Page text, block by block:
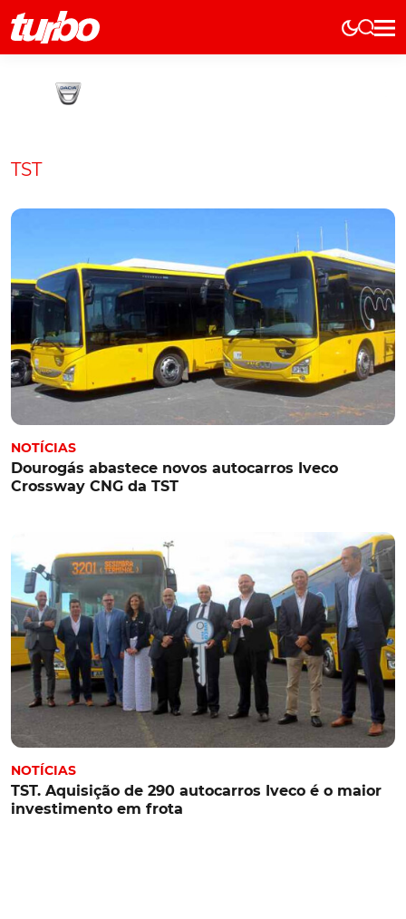
Elétricos
História
Comerciais
Curiosidades
Elétricos
Técnica
Testes
TST
NOTÍCIAS
Dourogás abastece novos autocarros Iveco
Crossway CNG da TST
NOTÍCIAS
TST. Aquisição de 290 autocarros Iveco é o maior
investimento em frota